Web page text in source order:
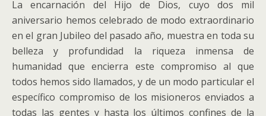
La encarnación del Hijo de Dios, cuyo dos mil
aniversario hemos celebrado de modo extraordinario
en el gran Jubileo del pasado año, muestra en toda su
belleza y profundidad la riqueza inmensa de
humanidad que encierra este compromiso al que
todos hemos sido llamados, y de un modo particular el
específico compromiso de los misioneros enviados a
todas las gentes y hasta los últimos confines de la